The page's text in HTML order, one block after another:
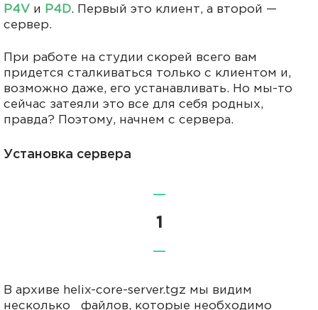
P4V и P4D. Первый это клиент, а второй —
сервер.
При работе на студии скорей всего вам
придется сталкиваться только с клиентом и,
возможно даже, его устанавливать. Но мы-то
сейчас затеяли это все для себя родных,
правда? Поэтому, начнем с сервера.
Установка сервера
—
1
—
В архиве helix-core-server.tgz мы видим
несколько_ файлов, которые необходимо